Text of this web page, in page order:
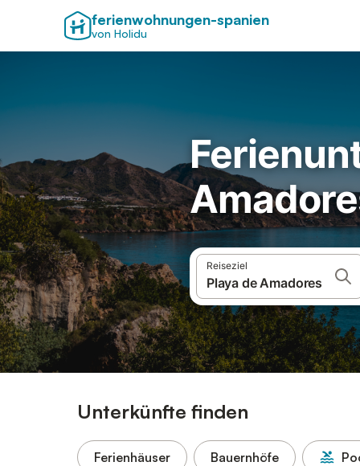
ferienwohnungen-spanien
von Holidu
Reiseziel
Unterkünfte finden
Ferienhäuser Bauernhöfe